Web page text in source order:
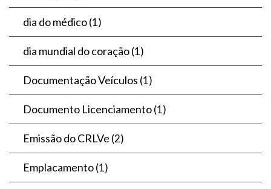
dia do médico(1)
dia mundial do coração(1)
Documentação Veículos (1)
Documento Licenciamento(1)
Emissão do CRLVe (2)
Emplacamento(1)